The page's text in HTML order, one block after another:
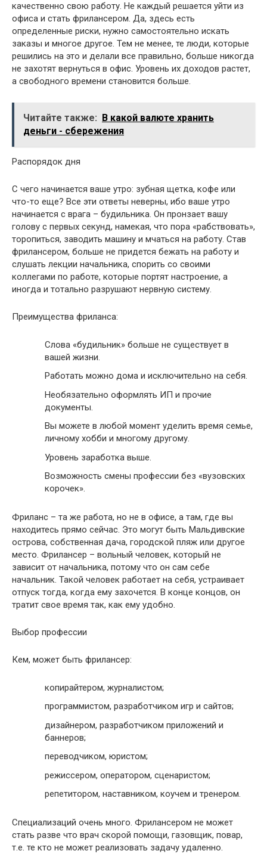
качественно свою работу. Не каждый решается уйти из
офиса и стать фрилансером. Да, здесь есть
определенные риски, нужно самостоятельно искать
заказы и многое другое. Тем не менее, те люди, которые
решились на это и делали все правильно, больше никогда
не захотят вернуться в офис. Уровень их доходов растет,
а свободного времени становится больше.
Читайте также:
В какой валюте хранить
деньги - сбережения
Распорядок дня
С чего начинается ваше утро: зубная щетка, кофе или
что-то еще? Все эти ответы неверны, ибо ваше утро
начинается с врага – будильника. Он пронзает вашу
голову с первых секунд, намекая, что пора «рабствовать»,
торопиться, заводить машину и мчаться на работу. Став
фрилансером, больше не придется бежать на работу и
слушать лекции начальника, спорить со своими
коллегами по работе, которые портят настроение, а
иногда и тотально разрушают нервную систему.
Преимущества фриланса:
Слова «будильник» больше не существует в
вашей жизни.
Работать можно дома и исключительно на себя.
Необязательно оформлять ИП и прочие
документы.
Вы можете в любой момент уделить время семье,
личному хобби и многому другому.
Уровень заработка выше.
Возможность смены профессии без «вузовских
корочек».
Фриланс – та же работа, но не в офисе, а там, где вы
находитесь прямо сейчас. Это могут быть Мальдивские
острова, собственная дача, городской пляж или другое
место. Фрилансер – вольный человек, который не
зависит от начальника, потому что он сам себе
начальник. Такой человек работает на себя, устраивает
отпуск тогда, когда ему захочется. В конце концов, он
тратит свое время так, как ему удобно.
Выбор профессии
Кем, может быть фрилансер:
копирайтером, журналистом;
программистом, разработчиком игр и сайтов;
дизайнером, разработчиком приложений и
баннеров;
переводчиком, юристом;
режиссером, оператором, сценаристом;
репетитором, наставником, коучем и тренером.
Специализаций очень много. Фрилансером не может
стать разве что врач скорой помощи, газовщик, повар,
т.е. те кто не может реализовать задачу удаленно.